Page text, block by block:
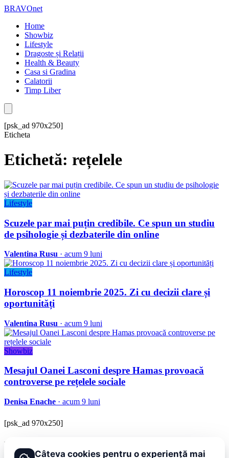
BRAVOnet
Home
Showbiz
Lifestyle
Dragoste și Relații
Health & Beauty
Casa si Gradina
Calatorii
Timp Liber
[psk_ad 970x250]
Eticheta
Etichetă: rețelele
Lifestyle
Scuzele par mai puțin credibile. Ce spun un studiu
de psihologie și dezbaterile din online
Valentina Rusu · acum 9 luni
Lifestyle
Horoscop 11 noiembrie 2025. Zi cu decizii clare și
oportunități
Valentina Rusu · acum 9 luni
Showbiz
Mesajul Oanei Lasconi despre Hamas provoacă
controverse pe rețelele sociale
Denisa Enache · acum 9 luni
[psk_ad 970x250]
BRAVOnet
Showbiz, vedete si tot ce misca in lumea mondena
Câteva cookies pentru o experiență mai